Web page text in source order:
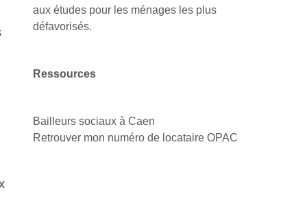
aux études pour les ménages les plus
défavorisés.
Ressources
Bailleurs sociaux à Caen
Retrouver mon numéro de locataire OPAC